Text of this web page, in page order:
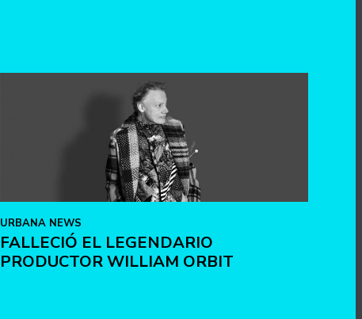
URBANA NEWS
FALLECIÓ EL LEGENDARIO
PRODUCTOR WILLIAM ORBIT